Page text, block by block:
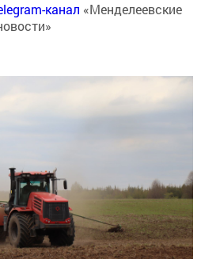
канал «Менделеевские